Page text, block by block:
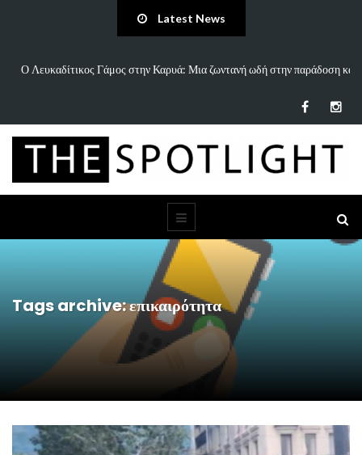
Latest News
«Άννα Είσαι Καλά;»: Το νέο τραγούδι του Δημήτρη Πανανάκη που σπάει
Tags archive: επικαιρότητα